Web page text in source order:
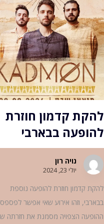
להקת קדמון חוזרת
להופעה בבארבי
נויה רון
יולי 23, 2024
להקת קדמון חוזרת להופעה נוספת
בבארבי, וזהו אירוע שאי אפשר
ההופעה הצפויה מסמנת את חזרתה